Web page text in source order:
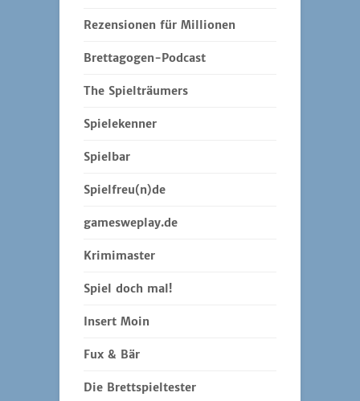
Rezensionen für Millionen
Brettagogen-Podcast
The Spielträumers
Spielekenner
Spielbar
Spielfreu(n)de
gamesweplay.de
Krimimaster
Spiel doch mal!
Insert Moin
Fux & Bär
Die Brettspieltester